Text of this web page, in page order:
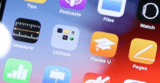
. 1. 잔디(JANDI) : 우리나라에 업
협업툴. ▶ 잔디 다운로드 ☞
글플레이 스토어▶ 잔디 공식 블
k..